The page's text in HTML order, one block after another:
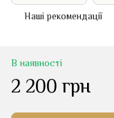
Наші рекомендації
В наявності
2 200 грн